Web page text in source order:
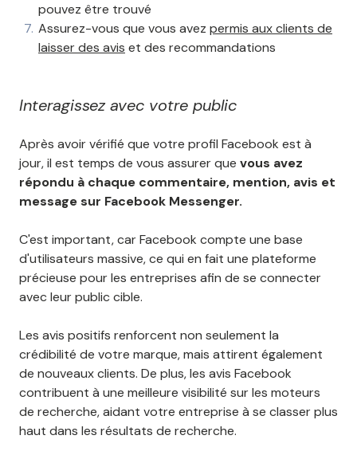
pouvez être trouvé
Assurez-vous que vous avez permis aux clients de
laisser des avis et des recommandations
Interagissez avec votre public
Après avoir vérifié que votre profil Facebook est à
jour, il est temps de vous assurer que vous avez
répondu à chaque commentaire, mention, avis et
message sur Facebook Messenger.
C'est important, car Facebook compte une base
d'utilisateurs massive, ce qui en fait une plateforme
précieuse pour les entreprises afin de se connecter
avec leur public cible.
Les avis positifs renforcent non seulement la
crédibilité de votre marque, mais attirent également
de nouveaux clients. De plus, les avis Facebook
contribuent à une meilleure visibilité sur les moteurs
de recherche, aidant votre entreprise à se classer plus
haut dans les résultats de recherche.